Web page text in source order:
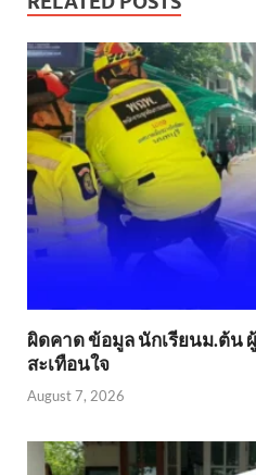
ผิดคาด ข้อมูล นักเรียนม.ต้น
สะเทือนใจ
August 7, 2026